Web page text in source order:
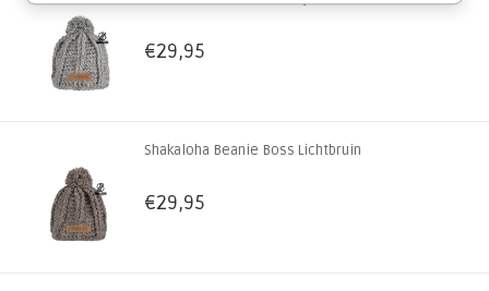
€29,95
Shakaloha Beanie Boss Lichtbruin
€29,95